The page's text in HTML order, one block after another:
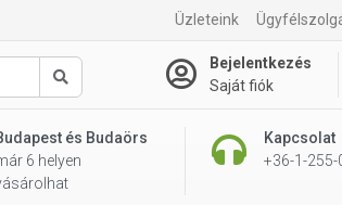
Üzleteink
Keresés
Bejelentkezés
Saját fiók
és Budaörs
6 helyen
Kapcsolat
+36-1-255-
995 Ft